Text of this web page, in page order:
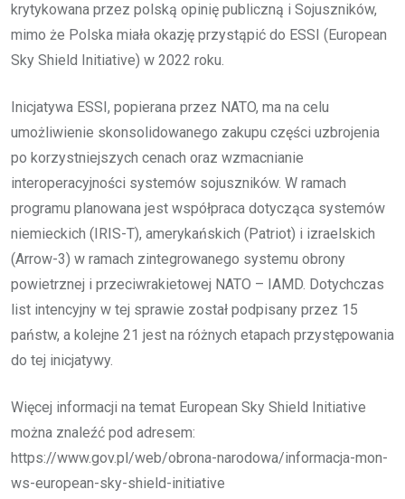
krytykowana przez polską opinię publiczną i Sojuszników,
mimo że Polska miała okazję przystąpić do ESSI (European
Sky Shield Initiative) w 2022 roku.
Inicjatywa ESSI, popierana przez NATO, ma na celu
umożliwienie skonsolidowanego zakupu części uzbrojenia
po korzystniejszych cenach oraz wzmacnianie
interoperacyjności systemów sojuszników. W ramach
programu planowana jest współpraca dotycząca systemów
niemieckich (IRIS-T), amerykańskich (Patriot) i izraelskich
(Arrow-3) w ramach zintegrowanego systemu obrony
powietrznej i przeciwrakietowej NATO – IAMD. Dotychczas
list intencyjny w tej sprawie został podpisany przez 15
państw, a kolejne 21 jest na różnych etapach przystępowania
do tej inicjatywy.
Więcej informacji na temat European Sky Shield Initiative
można znaleźć pod adresem:
https://www.gov.pl/web/obrona-narodowa/informacja-mon-
ws-european-sky-shield-initiative